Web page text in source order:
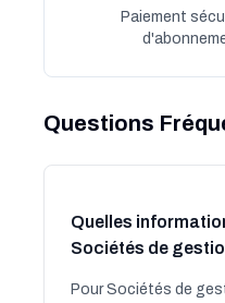
Paiement
Questions
Quelles
Sociétés de
Pour Sociétés de